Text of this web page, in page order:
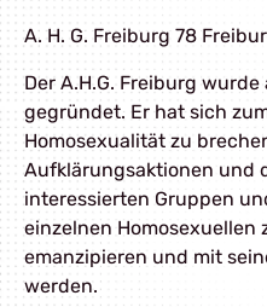
A. H. G. Freiburg 78
Der A.H.G. Freiburg wurde
gegründet. Er hat sich
Homosexualität zu
Aufklärungsaktionen und
interessierten Gruppen
einzelnen Homosexuellen
emanzipieren und mit
werden.